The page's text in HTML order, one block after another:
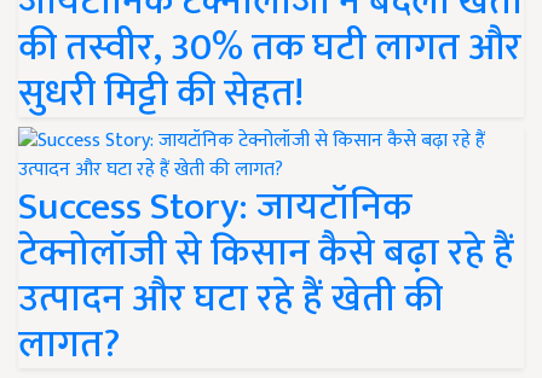
की तस्वीर, 30% तक घटी लागत और
सुधरी मिट्टी की सेहत!
Success Story: जायटॉनिक
टेक्नोलॉजी से किसान कैसे बढ़ा रहे हैं
उत्पादन और घटा रहे हैं खेती की
लागत?